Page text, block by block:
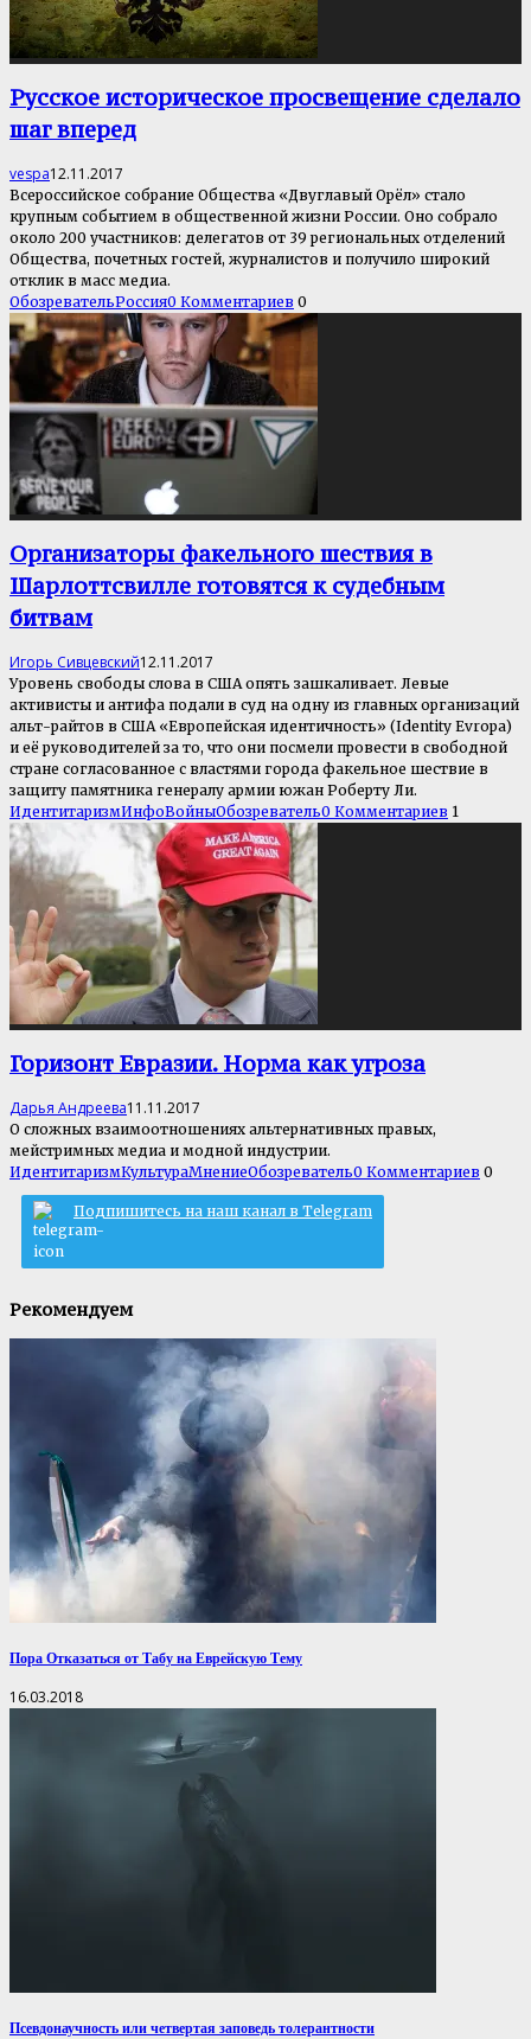
Русское историческое просвещение сделало
шаг вперед
vespa12.11.2017
Всероссийское собрание Общества «Двуглавый Орёл» стало
крупным событием в общественной жизни России. Оно собрало
около 200 участников: делегатов от 39 региональных отделений
Общества, почетных гостей, журналистов и получило широкий
отклик в масс медиа.
ОбозревательРоссия0 Комментариев 0
Организаторы факельного шествия в
Шарлоттсвилле готовятся к судебным
битвам
Игорь Сивцевский12.11.2017
Уровень свободы слова в США опять зашкаливает. Левые
активисты и антифа подали в суд на одну из главных организаций
альт-райтов в США «Европейская идентичность» (Identity Evropa)
и её руководителей за то, что они посмели провести в свободной
стране согласованное с властями города факельное шествие в
защиту памятника генералу армии южан Роберту Ли.
ИдентитаризмИнфоВойныОбозреватель0 Комментариев 1
Горизонт Евразии. Норма как угроза
Дарья Андреева11.11.2017
О сложных взаимоотношениях альтернативных правых,
мейстримных медиа и модной индустрии.
ИдентитаризмКультураМнениеОбозреватель0 Комментариев 0
Подпишитесь на наш канал в Telegram
Рекомендуем
Пора Отказаться от Табу на Еврейскую Тему
16.03.2018
Псевдонаучность или четвертая заповедь толерантности